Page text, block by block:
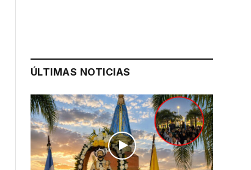
ÚLTIMAS NOTICIAS